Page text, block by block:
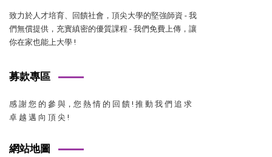
致力於人才培育、回饋社會，頂尖大學的堅強師資 - 我
們無償提供，充實縝密的優質課程 - 我們免費上傳，讓
你在家也能上大學 !
募款專區
感 謝 您 的 參 與，您 熱 情 的 回 饋 ! 推 動 我 們 追 求
卓 越 邁 向 頂 尖 !
網站地圖